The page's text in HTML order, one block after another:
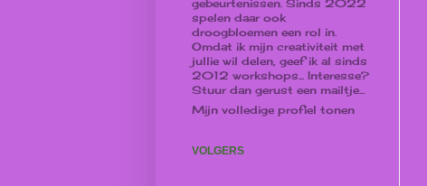
gebeurtenissen. Sinds 2022
spelen daar ook
droogbloemen een rol in.
Omdat ik mijn creativiteit met
jullie wil delen, geef ik al sinds
2012 workshops... Interesse?
Stuur dan gerust een mailtje...
Mijn volledige profiel tonen
VOLGERS